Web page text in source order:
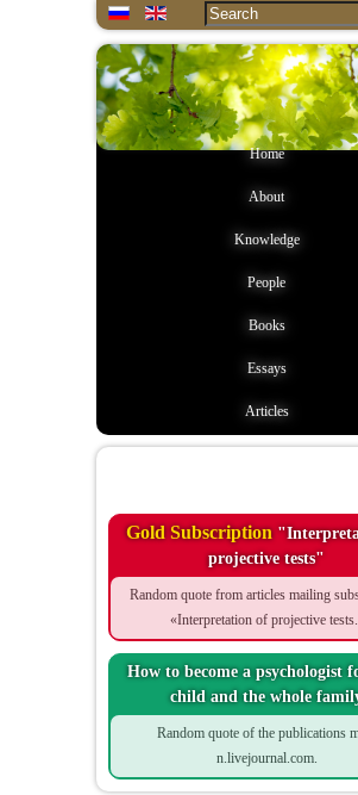
Home
About
Knowledge
People
Books
Essays
Articles
Gold Subscription
projective tests"
Random quote from articles mailing
«Interpretation of projective
How to become a psychologist
child and the whole
Random quote of the publications
n.livejournal.com.